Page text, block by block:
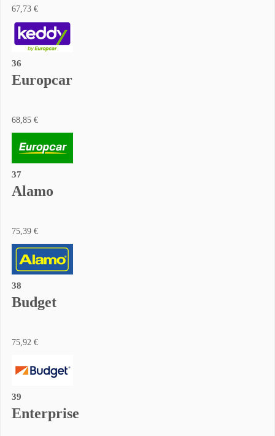
67,73 €
36
Europcar
68,85 €
37
Alamo
75,39 €
38
Budget
75,92 €
39
Enterprise